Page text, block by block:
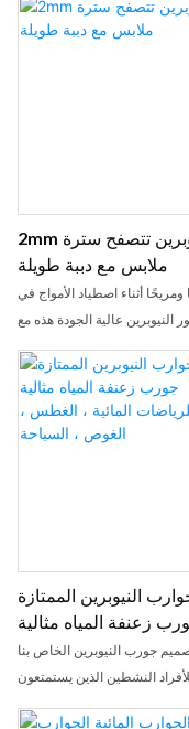
2mm نوبرين تتصفح سترة
ملابس مع دببة طويلة
ومريحًا أثناء اصطياد الأمواج في
النيوبرين عالية الجودة هذه مع
ممتازة لجميع مستويات عشاق
الأمواج
النيوبرين الممتازة
زعنفة المياه مثالية
المائية ، الغطس ،
الغوص ، السباحة
جورب النيوبرين الخاص بنا
النشطين الذين يستمتعون